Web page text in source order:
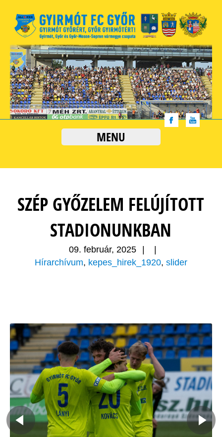
MENU
SZÉP GYŐZELEM FELÚJÍTOTT
STADIONUNKBAN
09. február, 2025
Hírarchívum, kepes_hirek_1920, slider